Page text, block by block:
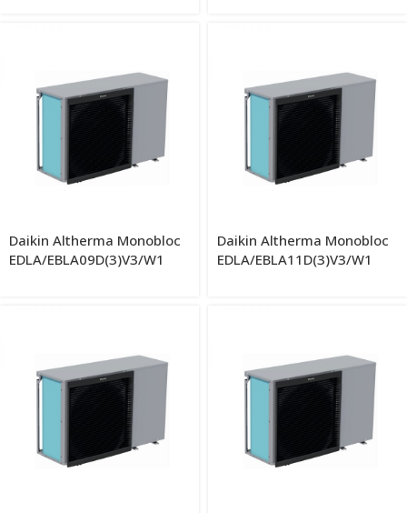
Daikin Altherma Monobloc
EDLA/EBLA09D(3)V3/W1
Daikin Altherma Monobloc
EDLA/EBLA11D(3)V3/W1